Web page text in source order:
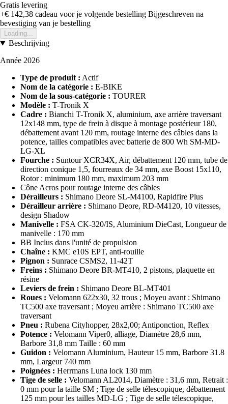
Gratis levering
+€ 142,38 cadeau voor je volgende bestelling Bijgeschreven na
bevestiging van je bestelling
Loading...
Beschrijving
Année 2026
Type de produit : Actif
Nom de la catégorie : E-BIKE
Nom de la sous-catégorie : TOURER
Modèle : T-Tronik X
Cadre : Bianchi T-Tronik X, aluminium, axe arrière traversant
12x148 mm, type de frein à disque à montage postérieur 180,
débattement avant 120 mm, routage interne des câbles dans la
potence, tailles compatibles avec batterie de 800 Wh SM-MD-
LG-XL
Fourche : Suntour XCR34X, Air, débattement 120 mm, tube de
direction conique 1,5, fourreaux de 34 mm, axe Boost 15x110,
Rotor : minimum 180 mm, maximum 203 mm
Cône Acros pour routage interne des câbles
Dérailleurs : Shimano Deore SL-M4100, Rapidfire Plus
Dérailleur arrière : Shimano Deore, RD-M4120, 10 vitesses,
design Shadow
Manivelle : FSA CK-320/IS, Aluminium DieCast, Longueur de
manivelle : 170 mm
BB Inclus dans l'unité de propulsion
Chaîne : KMC e10S EPT, anti-rouille
Pignon : Sunrace CSMS2, 11-42T
Freins : Shimano Deore BR-MT410, 2 pistons, plaquette en
résine
Leviers de frein : Shimano Deore BL-MT401
Roues : Velomann 622x30, 32 trous ; Moyeu avant : Shimano
TC500 axe traversant ; Moyeu arrière : Shimano TC500 axe
traversant
Pneu : Rubena Cityhopper, 28x2,00; Antiponction, Reflex
Potence : Velomann Viper0, alliage, Diamètre 28,6 mm,
Barbore 31,8 mm Taille : 60 mm
Guidon : Velomann Aluminium, Hauteur 15 mm, Barbore 31.8
mm, Largeur 740 mm
Poignées : Herrmans Luna lock 130 mm
Tige de selle : Velomann AL2014, Diamètre : 31,6 mm, Retrait :
0 mm pour la taille SM ; Tige de selle télescopique, débattement
125 mm pour les tailles MD-LG ; Tige de selle télescopique,